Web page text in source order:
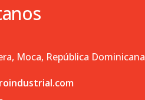
Moca, República Dominicana